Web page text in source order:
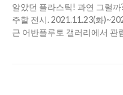
알았던 플라스틱! 과연 그럴
주할 전시. 2021.11.23(화
근 어반플루토 갤러리에서 관